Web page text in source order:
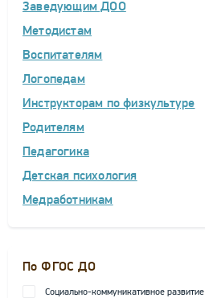
Заведующим ДОО
Методистам
Воспитателям
Логопедам
Инструкторам по физкультуре
Родителям
Педагогика
Детская психология
Медработникам
По ФГОС ДО
Социально-коммуникативное развитие